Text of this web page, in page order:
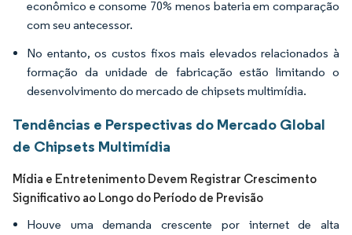
econômico e consome 70% menos bateria em comparação
com seu antecessor.
No entanto, os custos fixos mais elevados relacionados à
formação da unidade de fabricação estão limitando o
desenvolvimento do mercado de chipsets multimídia.
Tendências e Perspectivas do Mercado Global
de Chipsets Multimídia
Mídia e Entretenimento Devem Registrar Crescimento
Significativo ao Longo do Período de Previsão
Houve uma demanda crescente por internet de alta